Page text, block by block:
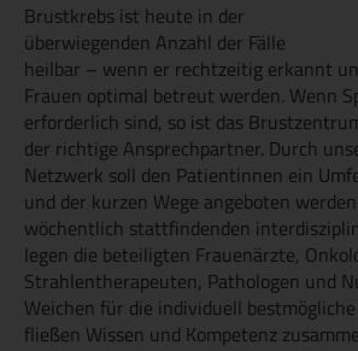
Brustkrebs ist heute in der
überwiegenden Anzahl der Fälle
heilbar – wenn er rechtzeitig erkannt
Frauen optimal betreut werden. Wenn
erforderlich sind, so ist das
der richtige Ansprechpartner. Durch
Netzwerk soll den Patientinnen ein
und der kurzen Wege angeboten
wöchentlich stattfindenden
legen die beteiligten Frauenärzte,
Strahlentherapeuten, Pathologen und
Weichen für die individuell
fließen Wissen und Kompetenz